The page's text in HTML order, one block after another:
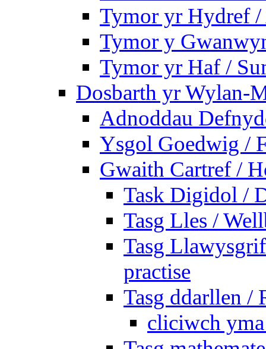
Tymor yr Hydref
Tymor y
Tymor yr Haf /
Dosbarth yr Wylan-
Adnoddau
Ysgol Goedwig /
Gwaith Cartref /
Task Digidol /
Tasg Lles /
Tasg
practise
Tasg ddarllen /
cliciwch